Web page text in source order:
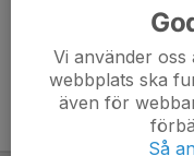
Vi använder
webbplats ska
även för
Så